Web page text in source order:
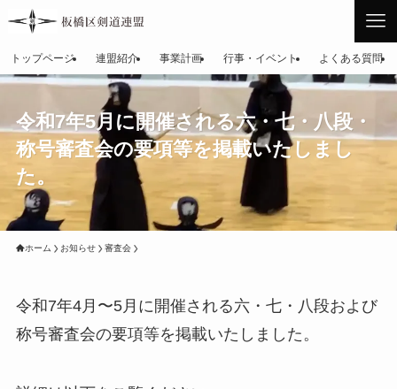
トップページ 連盟紹介 事業計画 行事・イベント よくある質問
令和7年5月に開催される六・七・八段・
称号審査会の要項等を掲載いたしまし
た。
ホーム お知らせ 審査会
令和7年4月〜5月に開催される六・七・八段および
称号審査会の要項等を掲載いたしました。